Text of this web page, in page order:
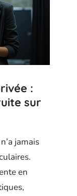
:
sur
jamais
en